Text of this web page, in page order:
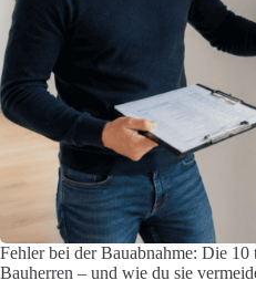
Fehler bei der Bauabnahme: Die 10
Bauherren – und wie du sie